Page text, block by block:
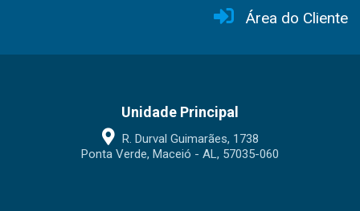
Área do Cliente
Unidade Principal
R. Durval Guimarães, 1738
Ponta Verde, Maceió - AL, 57035-060